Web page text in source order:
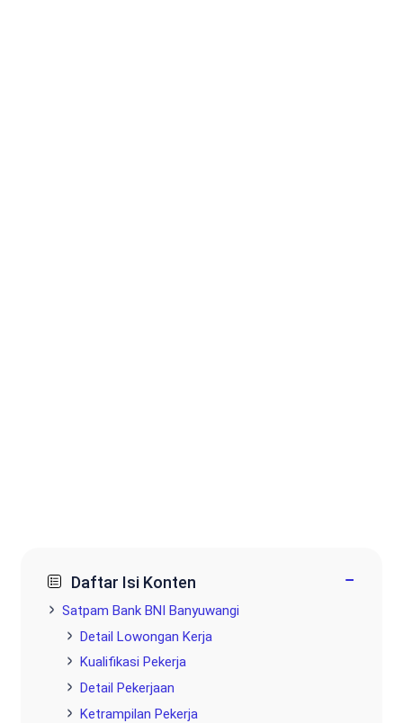
Daftar Isi Konten −
Satpam Bank BNI Banyuwangi
Detail Lowongan Kerja
Kualifikasi Pekerja
Detail Pekerjaan
Ketrampilan Pekerja